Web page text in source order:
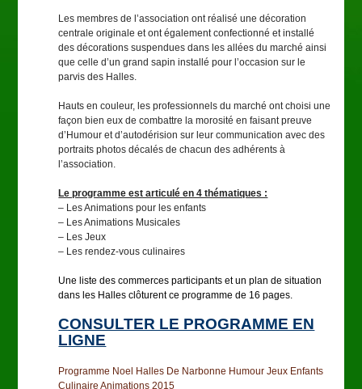
Les membres de l’association ont réalisé une décoration
centrale originale et ont également confectionné et installé
des décorations suspendues dans les allées du marché ainsi
que celle d’un grand sapin installé pour l’occasion sur le
parvis des Halles.
Hauts en couleur, les professionnels du marché ont choisi une
façon bien eux de combattre la morosité en faisant preuve
d’Humour et d’autodérision sur leur communication avec des
portraits photos décalés de chacun des adhérents à
l’association.
Le programme est articulé en 4 thématiques :
– Les Animations pour les enfants
– Les Animations Musicales
– Les Jeux
– Les rendez-vous culinaires
Une liste des commerces participants et un plan de situation
dans les Halles clôturent ce programme de 16 pages.
CONSULTER LE PROGRAMME EN
LIGNE
Programme Noel Halles De Narbonne Humour Jeux Enfants
Culinaire Animations 2015